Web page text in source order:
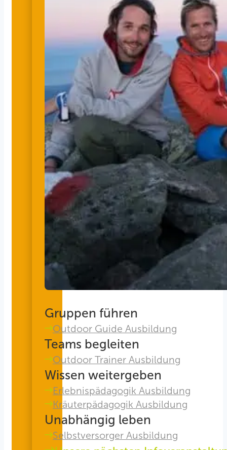
Gruppen führen
Outdoor Guide Ausbildung
Teams begleiten
Outdoor Trainer Ausbildung
Wissen weitergeben
Erlebnispädagogik Ausbildung
Kräuterpädagogik Ausbildung
Unabhängig leben
Selbstversorger Ausbildung